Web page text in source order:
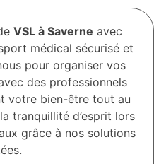
VSL à Saverne avec
médical sécurisé et
pour organiser vos
des professionnels
votre bien-être tout au
tranquillité d’esprit lors
grâce à nos solutions